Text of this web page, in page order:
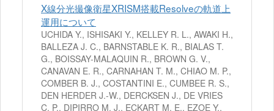
X線分光撮像衛星XRISM搭載Resolveの軌道上
運用について
UCHIDA Y., ISHISAKI Y., KELLEY R. L., AWAKI H.,
BALLEZA J. C., BARNSTABLE K. R., BIALAS T.
G., BOISSAY-MALAQUIN R., BROWN G. V.,
CANAVAN E. R., CARNAHAN T. M., CHIAO M. P.,
COMBER B. J., COSTANTINI E., CUMBEE R. S.,
DEN HERDER J.-W., DERCKSEN J., DE VRIES
C. P., DIPIRRO M. J., ECKART M. E., EZOE Y.,